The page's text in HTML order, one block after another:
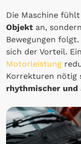
Die Maschine
Objekt an,
Bewegungen
sich der Vorteil.
Motorleistung
Korrekturen nötig
rhythmischer und